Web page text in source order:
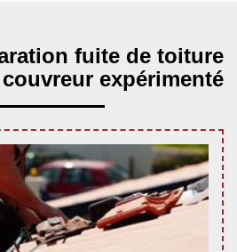
fuite de toiture
couvreur expérimenté